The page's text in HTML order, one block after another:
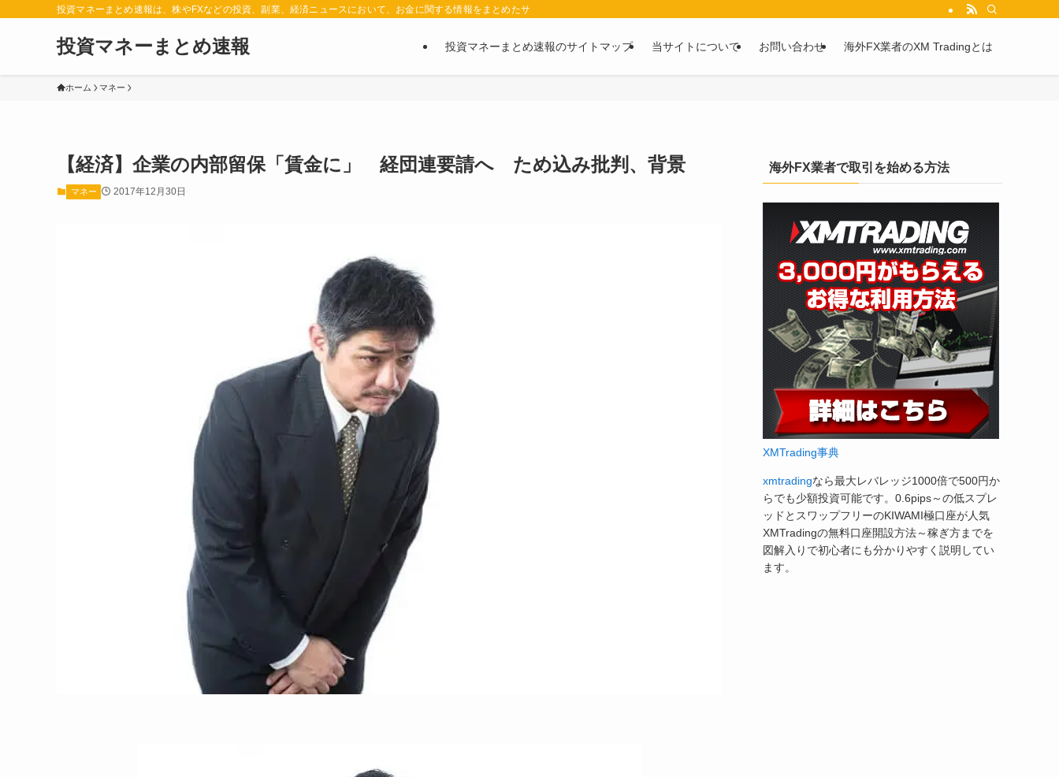
投資マネーまとめ速報は、株やFXなどの投資、副業、経済ニュースにおいて、お金に関する情報をまとめたサイトです。お金に関する情報の口コミや評判を2chや5chからピックアップしています。
投資マネーまとめ速報 投資マネーまとめ速報のサイトマップ 当サイトについて お問い合わせ 海外FX業者のXM Tradingとは
ホーム マネー
【経済】企業の内部留保「賃金に」 経団連要請へ ため込み批判、背景
マネー 2017年12月30日
海外FX業者で取引を始める方法
XMTrading事典
xmtradingなら最大レバレッジ1000倍で500円か
らでも少額投資可能です。0.6pips～の低スプレ
ッドとスワップフリーのKIWAMI極口座が人気
XMTradingの無料口座開設方法～稼ぎ方までを
図解入りで初心者にも分かりやすく説明してい
ます。